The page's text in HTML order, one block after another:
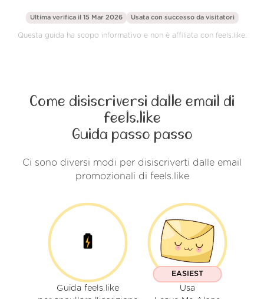
Ultima verifica il 15 Mar 2026 Usata con successo da visitatori
Questa guida ha scopo informativo e non è affiliata con feels.like.
Come disiscriversi dalle email di
feels.like
Guida passo passo
Ci sono diversi modi per disiscriverti dalle email
promozionali di feels.like
Guida feels.like
EASIEST
Usa